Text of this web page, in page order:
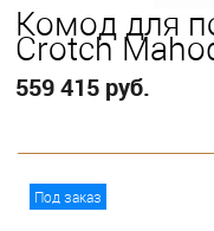
Комод для
Crotch
559 415 руб.
Под заказ